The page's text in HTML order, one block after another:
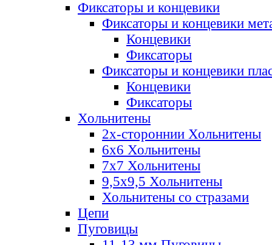
Фиксаторы и концевики
Фиксаторы и концевики
Концевики
Фиксаторы
Фиксаторы и концевики
Концевики
Фиксаторы
Хольнитены
2х-стороннии Хольнитены
6х6 Хольнитены
7х7 Хольнитены
9,5х9,5 Хольнитены
Хольнитены со стразами
Цепи
Пуговицы